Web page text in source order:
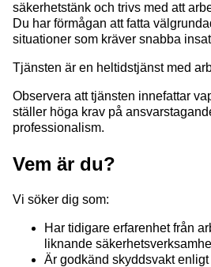
säkerhetstänk och trivs med att
Du har förmågan att fatta
situationer som kräver snabba
Tjänsten är en heltidstjänst med
Observera att tjänsten innefattar
ställer höga krav på
professionalism.
Vem är du?
Vi söker dig som:
Har tidigare erfarenhet från
liknande
Är godkänd skyddsvakt